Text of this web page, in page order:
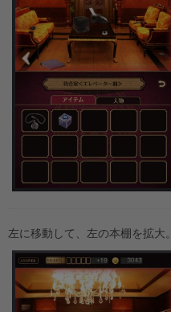
左に移動して、左の本棚を拡大。